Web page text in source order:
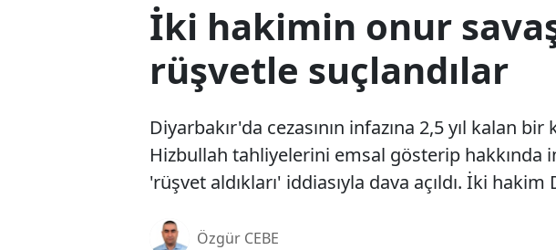
İki hakimin onur
rüşvetle suçlandılar
Diyarbakır'da cezasının infazına 2,5 yıl kalan
Hizbullah tahliyelerini emsal gösterip hakkında
'rüşvet aldıkları' iddiasıyla dava açıldı. İki
Özgür CEBE